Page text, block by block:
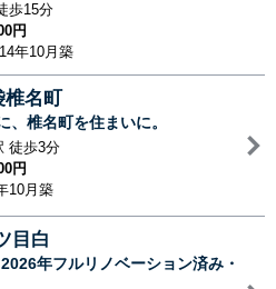
歩15分
円
年10月築
椎名町
、椎名町を住まいに。
徒歩3分
円
10月築
目白
2026年フルリノベーション済み・